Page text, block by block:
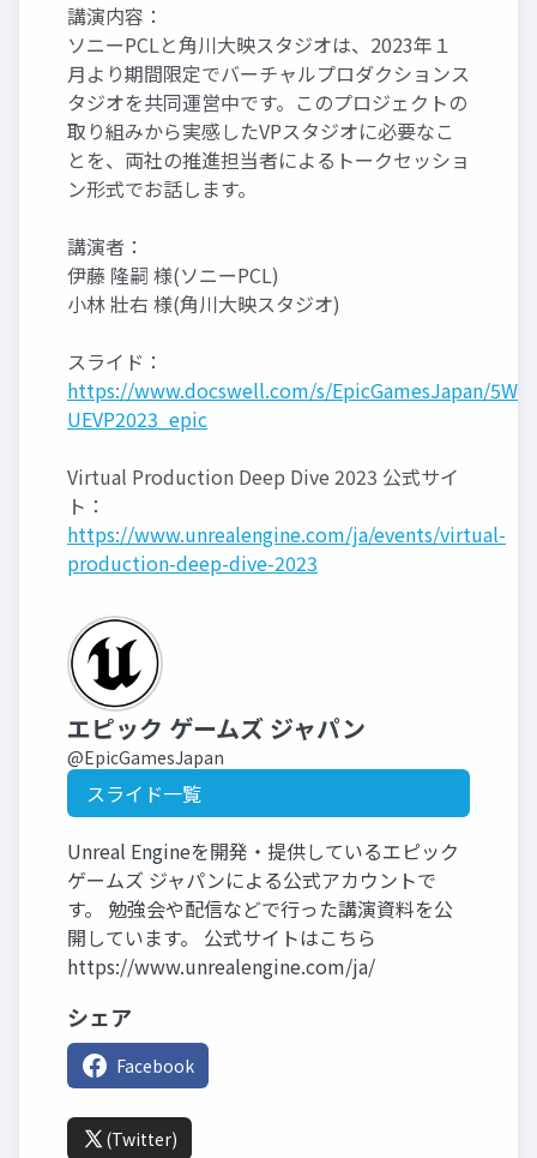
講演内容：
ソニーPCLと角川大映スタジオは、2023年１
月より期間限定でバーチャルプロダクションス
タジオを共同運営中です。このプロジェクトの
取り組みから実感したVPスタジオに必要なこ
とを、両社の推進担当者によるトークセッショ
ン形式でお話します。
講演者：
伊藤 隆嗣 様(ソニーPCL)
小林 壯右 様(角川大映スタジオ)
スライド：
https://www.docswell.com/s/EpicGamesJapan/
UEVP2023_epic
Virtual Production Deep Dive 2023 公式サイ
ト：
https://www.unrealengine.com/ja/events/virtual-
production-deep-dive-2023
エピック ゲームズ ジャパン
@EpicGamesJapan
スライド一覧
Unreal Engineを開発・提供しているエピック
ゲームズ ジャパンによる公式アカウントで
す。 勉強会や配信などで行った講演資料を公
開しています。 公式サイトはこちら
https://www.unrealengine.com/ja/
シェア
Facebook
(Twitter)